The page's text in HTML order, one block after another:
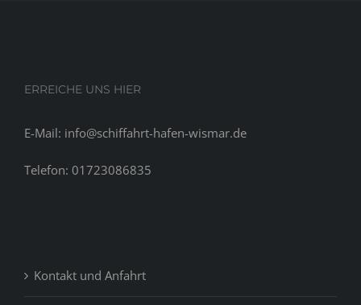
ERREICHE UNS HIER
E-Mail: info@schiffahrt-hafen-wismar.de
Telefon: 01723086835
Kontakt und Anfahrt